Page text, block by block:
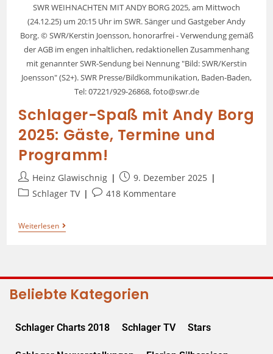
SWR WEIHNACHTEN MIT ANDY BORG 2025, am Mittwoch
(24.12.25) um 20:15 Uhr im SWR. Sänger und Gastgeber Andy
Borg. © SWR/Kerstin Joensson, honorarfrei - Verwendung gemäß
der AGB im engen inhaltlichen, redaktionellen Zusammenhang
mit genannter SWR-Sendung bei Nennung "Bild: SWR/Kerstin
Joensson" (S2+). SWR Presse/Bildkommunikation, Baden-Baden,
Tel: 07221/929-26868, foto@swr.de
Schlager-Spaß mit Andy Borg
2025: Gäste, Termine und
Programm!
Heinz Glawischnig
9. Dezember 2025
Schlager TV
418 Kommentare
Weiterlesen
Beliebte Kategorien
Schlager Charts 2018 Schlager TV Stars